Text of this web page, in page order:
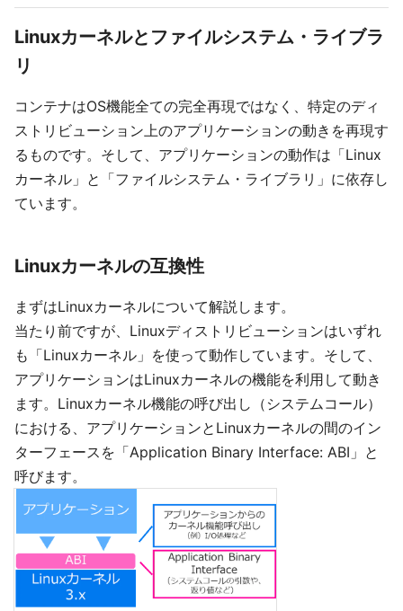
Linuxカーネルとファイルシステム・ライブラ
リ
コンテナはOS機能全ての完全再現ではなく、特定のディ
ストリビューション上のアプリケーションの動きを再現す
るものです。そして、アプリケーションの動作は「Linux
カーネル」と「ファイルシステム・ライブラリ」に依存し
ています。
Linuxカーネルの互換性
まずはLinuxカーネルについて解説します。
当たり前ですが、Linuxディストリビューションはいずれ
も「Linuxカーネル」を使って動作しています。そして、
アプリケーションはLinuxカーネルの機能を利用して動き
ます。Linuxカーネル機能の呼び出し（システムコール）
における、アプリケーションとLinuxカーネルの間のイン
ターフェースを「Application Binary Interface: ABI」と
呼びます。